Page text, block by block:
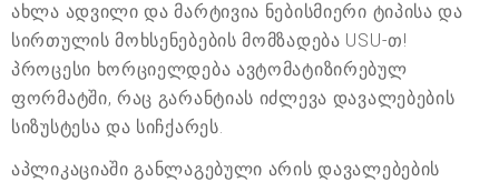
ახლა ადვილი და მარტივია ნებისმიერი ტიპისა და
სირთულის მოხსენებების მომზადება USU-თ!
პროცესი ხორციელდება ავტომატიზირებულ
ფორმატში, რაც გარანტიას იძლევა დავალებების
სიზუსტესა და სიჩქარეს.
აპლიკაციაში განლაგებული არის დავალებების